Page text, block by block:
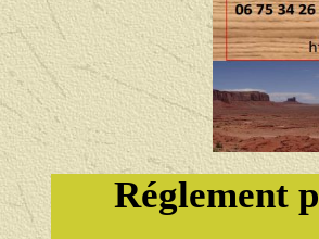
Réglement